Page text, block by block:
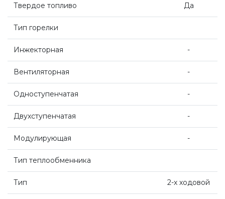
Viessmann
Напольные газовые котлы
Настенные конденсационные котлы
Напольные конденсационные котлы
Твердое топливо Да
Тип горелки
Инжекторная -
Вентиляторная -
Одноступенчатая -
Двухступенчатая -
Модулирующая -
Тип теплообменника
Тип 2-х ходовой